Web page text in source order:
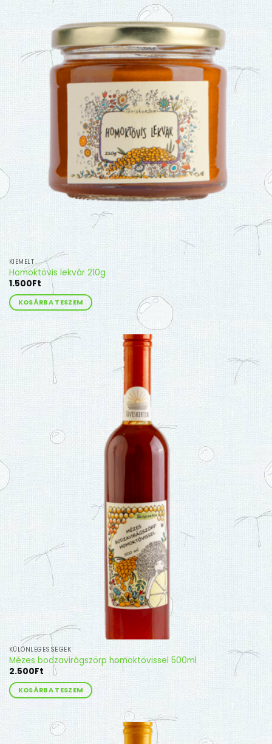
KIEMELT
Homoktövis lekvár 210g
1.500Ft
KOSÁRBA TESZEM
KÜLÖNLEGESSÉGEK
Mézes bodzavirágszörp homoktövissel 500ml
2.500Ft
KOSÁRBA TESZEM